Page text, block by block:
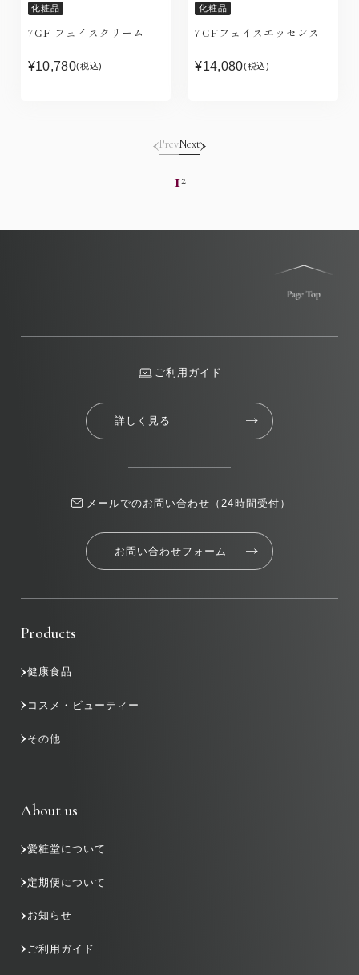
化粧品
7GF フェイスクリーム
¥10,780(税込)
化粧品
7GFフェイスエッセンス
¥14,080(税込)
Prev
12
Next
ご利用ガイド
詳しく見る
メールでのお問い合わせ（24時間受付）
お問い合わせフォーム
Products
健康食品
コスメ・ビューティー
その他
About us
愛粧堂について
定期便について
お知らせ
ご利用ガイド